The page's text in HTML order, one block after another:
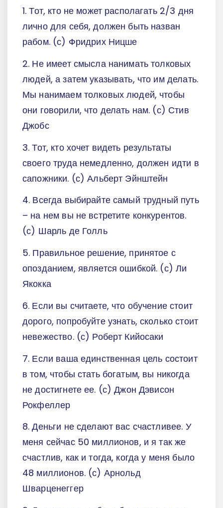
1. Тот, кто не может располагать 2/3 дня
лично для себя, должен быть назван
рабом. (с) Фридрих Ницше
2. Не имеет смысла нанимать толковых
людей, а затем указывать, что им делать.
Мы нанимаем толковых людей, чтобы
они говорили, что делать нам. (с) Стив
Джобс
3. Тот, кто хочет видеть результаты
своего труда немедленно, должен идти в
сапожники. (с) Альберт Эйнштейн
4. Всегда выбирайте самый трудный путь
– на нем вы не встретите конкурентов.
(с) Шарль де Голль
5. Правильное решение, принятое с
опозданием, является ошибкой. (с) Ли
Якокка
6. Если вы считаете, что обучение стоит
дорого, попробуйте узнать, сколько стоит
невежество. (с) Роберт Кийосаки
7. Если ваша единственная цель состоит
в том, чтобы стать богатым, вы никогда
не достигнете ее. (с) Джон Дэвисон
Рокфеллер
8. Деньги не сделают вас счастливее. У
меня сейчас 50 миллионов, и я так же
счастлив, как и тогда, когда у меня было
48 миллионов. (с) Арнольд
Шварценеггер